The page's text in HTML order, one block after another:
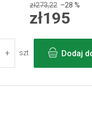
zł273,22 –28 %
zł195
jednostkowa:
szt
Dodaj